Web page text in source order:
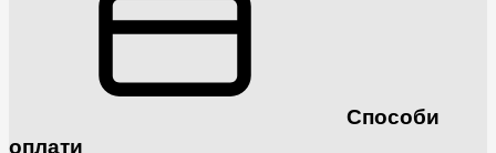
Способи
оплати